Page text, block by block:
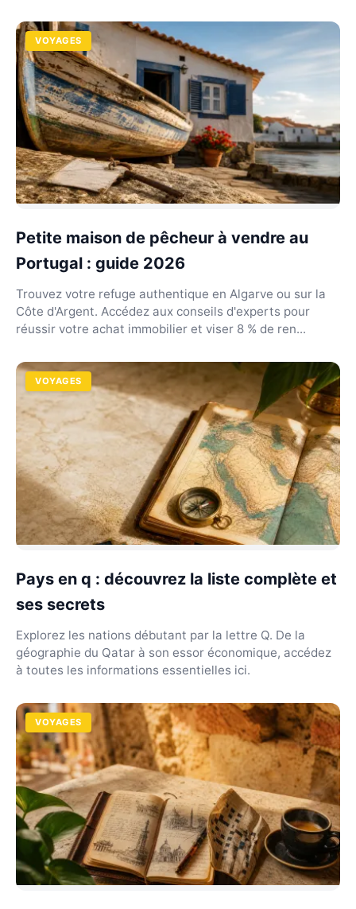
VOYAGES
Petite maison de pêcheur à vendre au
Portugal : guide 2026
Trouvez votre refuge authentique en Algarve ou sur la
Côte d'Argent. Accédez aux conseils d'experts pour
réussir votre achat immobilier et viser 8 % de ren...
VOYAGES
Pays en q : découvrez la liste complète et
ses secrets
Explorez les nations débutant par la lettre Q. De la
géographie du Qatar à son essor économique, accédez
à toutes les informations essentielles ici.
VOYAGES